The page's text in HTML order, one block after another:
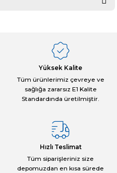
öneri formunu kullanarak
görüntülenemiyor.
bulunuyor.
Paylaş
Yüksek Kalite
Tüm ürünlerimiz çevreye ve
sağlığa zararsız E1 Kalite
Standardında üretilmiştir.
Hızlı Teslimat
Tüm siparişleriniz size
depomuzdan en kısa sürede